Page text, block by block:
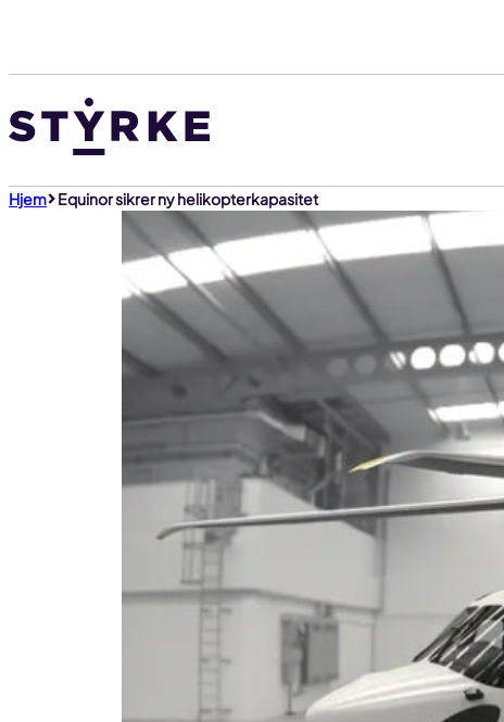
innhold
Hjem Equinor sikrer ny helikopterkapasitet